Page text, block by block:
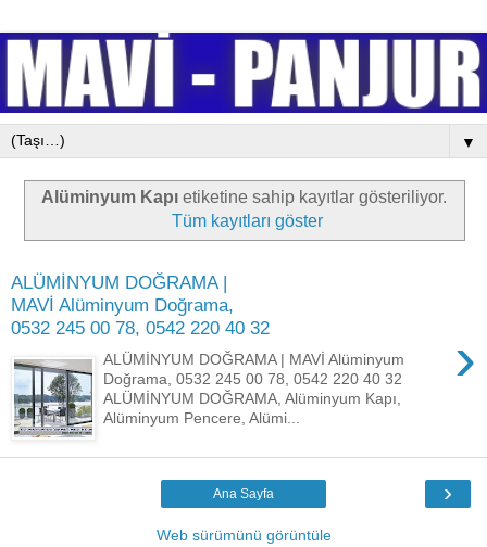
▼
Alüminyum Kapıetiketine sahip kayıtlar gösteriliyor.
Tüm kayıtları göster
ALÜMİNYUM DOĞRAMA |
MAVİ Alüminyum Doğrama,
0532 245 00 78, 0542 220 40 32
›
ALÜMİNYUM DOĞRAMA | MAVİ Alüminyum
Doğrama, 0532 245 00 78, 0542 220 40 32
ALÜMİNYUM DOĞRAMA, Alüminyum Kapı,
Alüminyum Pencere, Alümi...
›
Ana Sayfa
Web sürümünü görüntüle